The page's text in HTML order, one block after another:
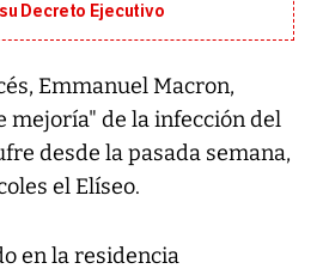
Decreto Ejecutivo
Emmanuel Macron,
mejoría" de la infección del
desde la pasada semana,
el Elíseo.
en la residencia